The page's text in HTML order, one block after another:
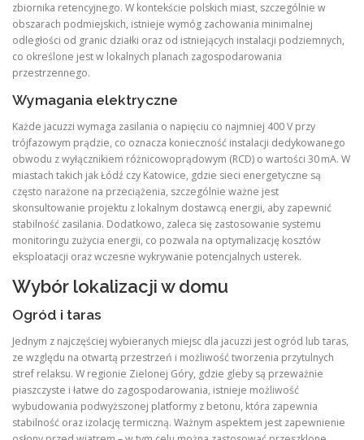
zbiornika retencyjnego. W kontekście polskich miast, szczególnie w
obszarach podmiejskich, istnieje wymóg zachowania minimalnej
odległości od granic działki oraz od istniejących instalacji podziemnych,
co określone jest w lokalnych planach zagospodarowania
przestrzennego.
Wymagania elektryczne
Każde jacuzzi wymaga zasilania o napięciu co najmniej 400 V przy
trójfazowym prądzie, co oznacza konieczność instalacji dedykowanego
obwodu z wyłącznikiem różnicowoprądowym (RCD) o wartości 30 mA. W
miastach takich jak Łódź czy Katowice, gdzie sieci energetyczne są
często narażone na przeciążenia, szczególnie ważne jest
skonsultowanie projektu z lokalnym dostawcą energii, aby zapewnić
stabilność zasilania. Dodatkowo, zaleca się zastosowanie systemu
monitoringu zużycia energii, co pozwala na optymalizację kosztów
eksploatacji oraz wczesne wykrywanie potencjalnych usterek.
Wybór lokalizacji w domu
Ogród i taras
Jednym z najczęściej wybieranych miejsc dla jacuzzi jest ogród lub taras,
ze względu na otwartą przestrzeń i możliwość tworzenia przytulnych
stref relaksu. W regionie Zielonej Góry, gdzie gleby są przeważnie
piaszczyste i łatwe do zagospodarowania, istnieje możliwość
wybudowania podwyższonej platformy z betonu, która zapewnia
stabilność oraz izolację termiczną. Ważnym aspektem jest zapewnienie